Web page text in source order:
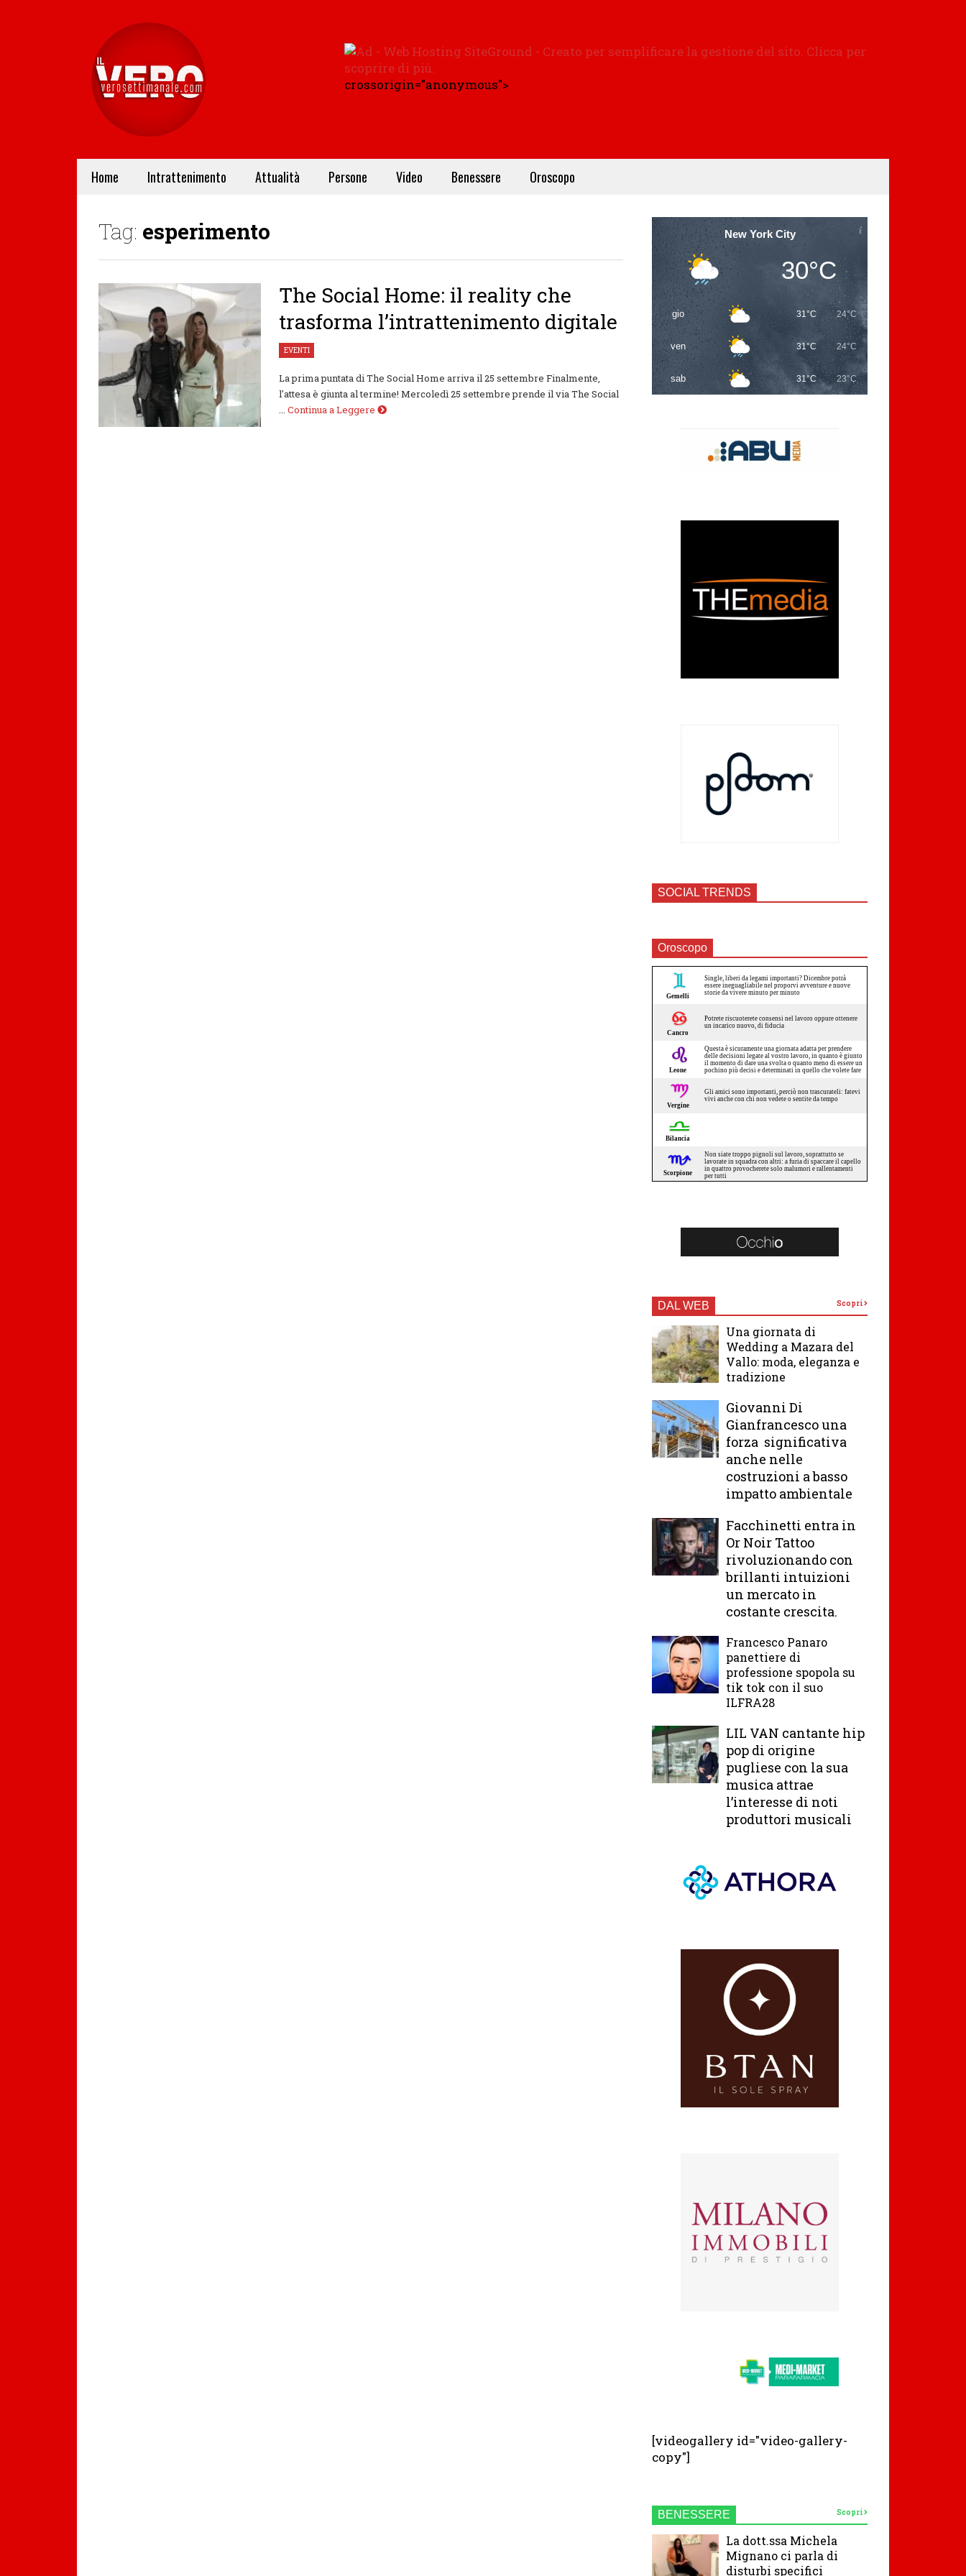
crossorigin="anonymous">
Home Intrattenimento Attualità Persone Video Benessere Oroscopo
Tag: esperimento
The Social Home: il reality che
trasforma l’intrattenimento digitale
EVENTI
La prima puntata di The Social Home arriva il 25 settembre Finalmente,
l'attesa è giunta al termine! Mercoledì 25 settembre prende il via The Social
... Continua a Leggere
New York City
30°C
gio 31°C 24°C
ven 31°C 24°C
sab 31°C 23°C
SOCIAL TRENDS
Oroscopo
DAL WEB Scopri
Una giornata di
Wedding a Mazara del
Vallo: moda, eleganza e
tradizione
Giovanni Di
Gianfrancesco una
forza significativa
anche nelle
costruzioni a basso
impatto ambientale
Facchinetti entra in
Or Noir Tattoo
rivoluzionando con
brillanti intuizioni
un mercato in
costante crescita.
Francesco Panaro
panettiere di
professione spopola su
tik tok con il suo
ILFRA28
LIL VAN cantante hip
pop di origine
pugliese con la sua
musica attrae
l’interesse di noti
produttori musicali
[videogallery id="video-gallery-
copy"]
BENESSERE Scopri
La dott.ssa Michela
Mignano ci parla di
disturbi specifici